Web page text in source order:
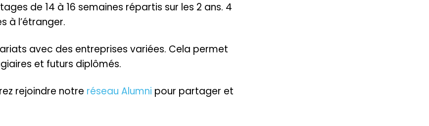
de 14 à 16 semaines répartis sur les 2 ans. 4
à l’étranger.
avec des entreprises variées. Cela permet
et futurs diplômés.
rejoindre notre réseau Alumni pour partager et